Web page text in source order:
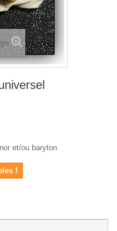
et/ou baryton
!